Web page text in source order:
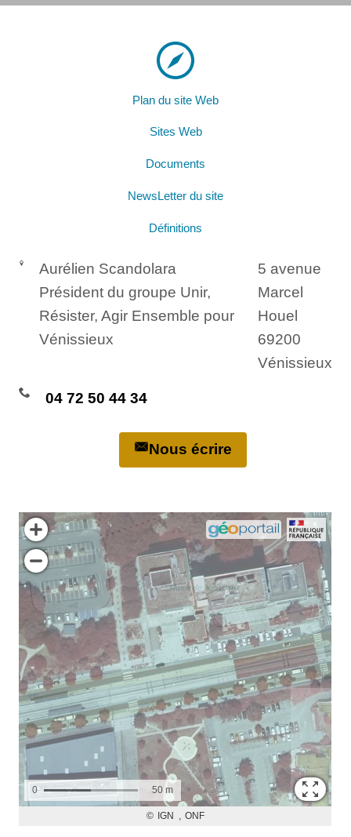
Plan du site Web
Sites Web
Documents
NewsLetter du site
Définitions
Aurélien Scandolara
Président du groupe Unir,
Résister, Agir Ensemble pour
Vénissieux
5 avenue
Marcel
Houel
69200
Vénissieux
04 72 50 44 34
Nous écrire